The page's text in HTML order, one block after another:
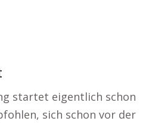
startet eigentlich schon
sich schon vor der